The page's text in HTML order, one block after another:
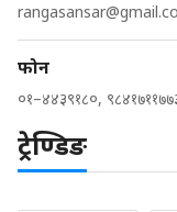
फोन
०१–४४३९१८०,
ट्रेण्डिङ